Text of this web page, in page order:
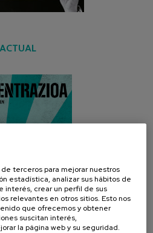
terceros para mejorar nuestros
estadística, analizar sus hábitos de
interés, crear un perfil de sus
relevantes en otros sitios. Esto nos
que ofrecemos y obtener
suscitan interés,
la página web y su seguridad.